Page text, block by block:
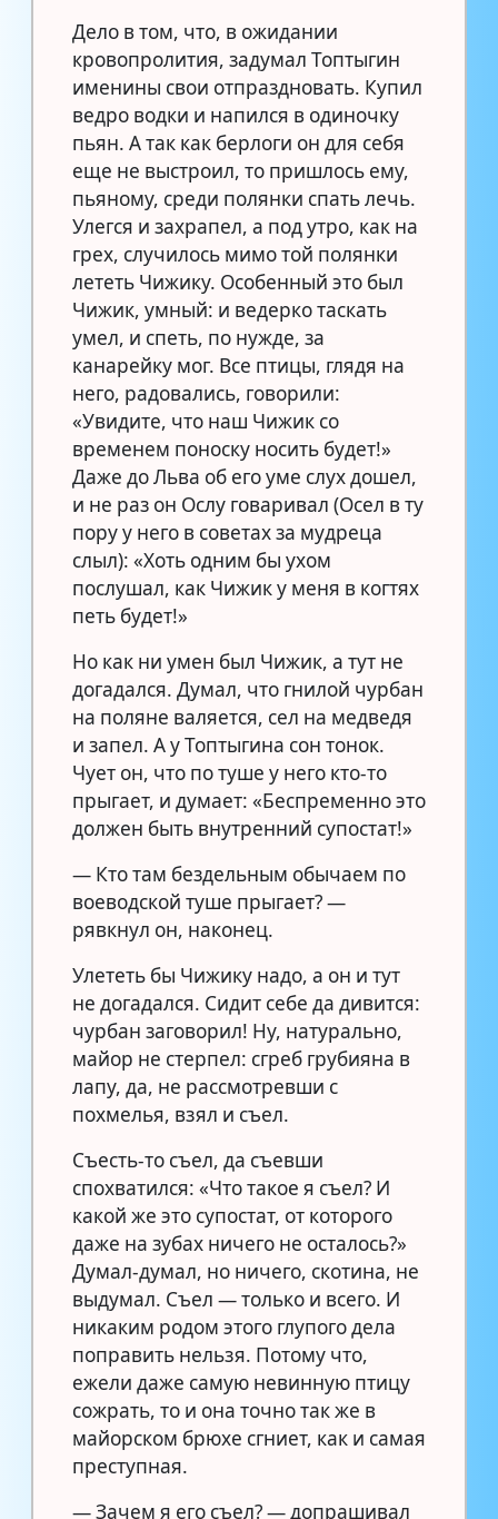
Дело в том, что, в ожидании
кровопролития, задумал Топтыгин
именины свои отпраздновать. Купил
ведро водки и напился в одиночку
пьян. А так как берлоги он для себя
еще не выстроил, то пришлось ему,
пьяному, среди полянки спать лечь.
Улегся и захрапел, а под утро, как на
грех, случилось мимо той полянки
лететь Чижику. Особенный это был
Чижик, умный: и ведерко таскать
умел, и спеть, по нужде, за
канарейку мог. Все птицы, глядя на
него, радовались, говорили:
«Увидите, что наш Чижик со
временем поноску носить будет!»
Даже до Льва об его уме слух дошел,
и не раз он Ослу говаривал (Осел в ту
пору у него в советах за мудреца
слыл): «Хоть одним бы ухом
послушал, как Чижик у меня в когтях
петь будет!»
Но как ни умен был Чижик, а тут не
догадался. Думал, что гнилой чурбан
на поляне валяется, сел на медведя
и запел. А у Топтыгина сон тонок.
Чует он, что по туше у него кто-то
прыгает, и думает: «Беспременно это
должен быть внутренний супостат!»
— Кто там бездельным обычаем по
воеводской туше прыгает? —
рявкнул он, наконец.
Улететь бы Чижику надо, а он и тут
не догадался. Сидит себе да дивится:
чурбан заговорил! Ну, натурально,
майор не стерпел: сгреб грубияна в
лапу, да, не рассмотревши с
похмелья, взял и съел.
Съесть-то съел, да съевши
спохватился: «Что такое я съел? И
какой же это супостат, от которого
даже на зубах ничего не осталось?»
Думал-думал, но ничего, скотина, не
выдумал. Съел — только и всего. И
никаким родом этого глупого дела
поправить нельзя. Потому что,
ежели даже самую невинную птицу
сожрать, то и она точно так же в
майорском брюхе сгниет, как и самая
преступная.
— Зачем я его съел? — допрашивал